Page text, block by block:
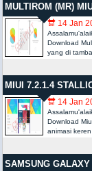
MULTIROM (MR)
🔛 14 Jan
Download
yang di
MIUI 7.2.1.4
🔛 14 Jan
Download
animasi
SAMSUNG